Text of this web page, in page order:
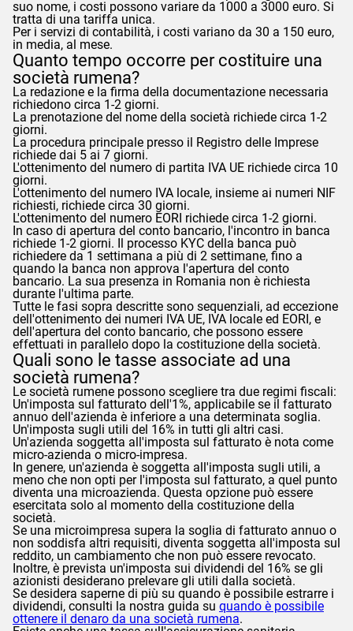
suo nome, i costi possono variare da 1000 a 3000 euro. Si
tratta di una tariffa unica.
Per i servizi di contabilità, i costi variano da 30 a 150 euro,
in media, al mese.
Quanto tempo occorre per costituire una
società rumena?
La redazione e la firma della documentazione necessaria
richiedono circa 1-2 giorni.
La prenotazione del nome della società richiede circa 1-2
giorni.
La procedura principale presso il Registro delle Imprese
richiede dai 5 ai 7 giorni.
L'ottenimento del numero di partita IVA UE richiede circa 10
giorni.
L'ottenimento del numero IVA locale, insieme ai numeri NIF
richiesti, richiede circa 30 giorni.
L'ottenimento del numero EORI richiede circa 1-2 giorni.
In caso di apertura del conto bancario, l'incontro in banca
richiede 1-2 giorni. Il processo KYC della banca può
richiedere da 1 settimana a più di 2 settimane, fino a
quando la banca non approva l'apertura del conto
bancario. La sua presenza in Romania non è richiesta
durante l'ultima parte.
Tutte le fasi sopra descritte sono sequenziali, ad eccezione
dell'ottenimento dei numeri IVA UE, IVA locale ed EORI, e
dell'apertura del conto bancario, che possono essere
effettuati in parallelo dopo la costituzione della società.
Quali sono le tasse associate ad una
società rumena?
Le società rumene possono scegliere tra due regimi fiscali:
Un'imposta sul fatturato dell'1%, applicabile se il fatturato
annuo dell'azienda è inferiore a una determinata soglia.
Un'imposta sugli utili del 16% in tutti gli altri casi.
Un'azienda soggetta all'imposta sul fatturato è nota come
micro-azienda o micro-impresa.
In genere, un'azienda è soggetta all'imposta sugli utili, a
meno che non opti per l'imposta sul fatturato, a quel punto
diventa una microazienda. Questa opzione può essere
esercitata solo al momento della costituzione della
società.
Se una microimpresa supera la soglia di fatturato annuo o
non soddisfa altri requisiti, diventa soggetta all'imposta sul
reddito, un cambiamento che non può essere revocato.
Inoltre, è prevista un'imposta sui dividendi del 16% se gli
azionisti desiderano prelevare gli utili dalla società.
Se desidera saperne di più su quando è possibile estrarre i
dividendi, consulti la nostra guida su quando è possibile
ottenere il denaro da una società rumena.